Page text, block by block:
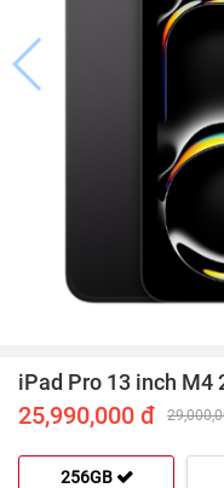
iPad Pro 13 inch M4
25,990,000 đ
256GB